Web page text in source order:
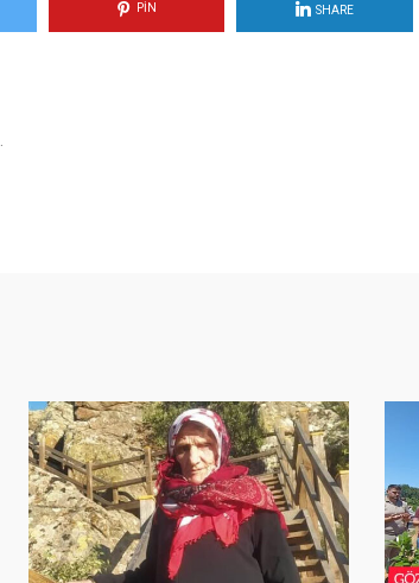
PIN SHARE
.